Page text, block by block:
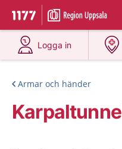
Till startsidan för 1177
Du har valt region
Logga in
på 1177.se
Armar och händer